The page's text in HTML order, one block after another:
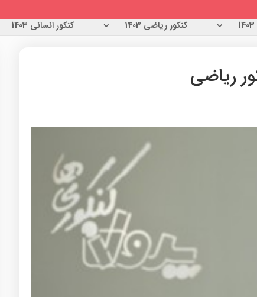
کنکور ریاضی 1403 کنکور انسانی 1403
ریاضی